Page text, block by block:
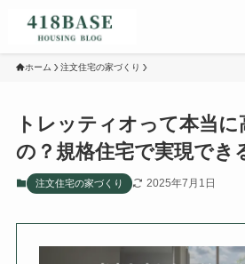
ホーム 注文住宅の家づくり
トレッティオって本当
の？規格住宅で実現でき
注文住宅の家づくり 2025年7月1日